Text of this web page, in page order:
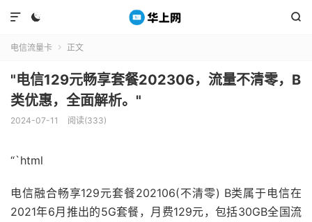
 

电信流量卡  正文
"电信129元畅享套餐202306，流量不清零，B
类优惠，全面解析。"
2024-07-11 阅读(333)
“`html
电信融合畅享129元套餐202106(不清零) B类属于电信在
2021年6月推出的5G套餐，月费129元，包括30GB全国流